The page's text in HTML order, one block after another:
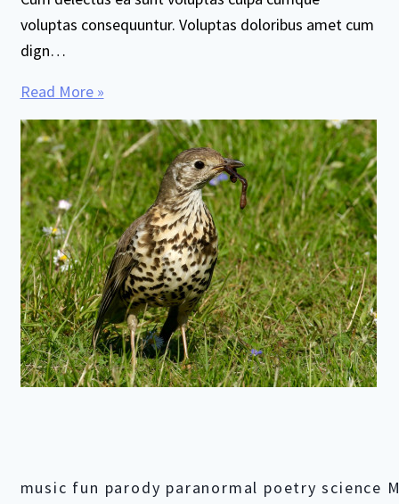
voluptas consequuntur. Voluptas doloribus amet cum
dign…
Read More »
music fun parody paranormal poetry science